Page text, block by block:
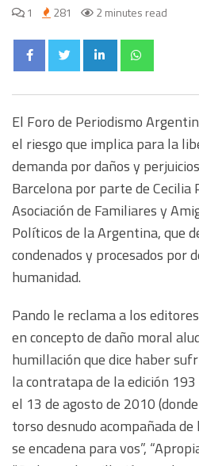
1
281 2 minutes read
El Foro de Periodismo
el riesgo que implica para la
demanda por daños y
Barcelona por parte de Cecilia
Asociación de Familiares y
Políticos de la Argentina, que
condenados y procesados por
humanidad.
Pando le reclama a los
en concepto de daño moral
humillación que dice haber
la contratapa de la edición
el 13 de agosto de 2010
torso desnudo acompañada de
se encadena para vos”,